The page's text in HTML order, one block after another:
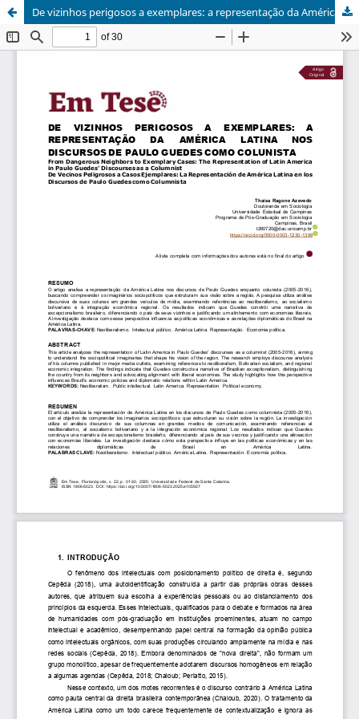
De vizinhos perigosos a exemplares: a representação da América Latina nos discursos de Paulo Guedes como colunista